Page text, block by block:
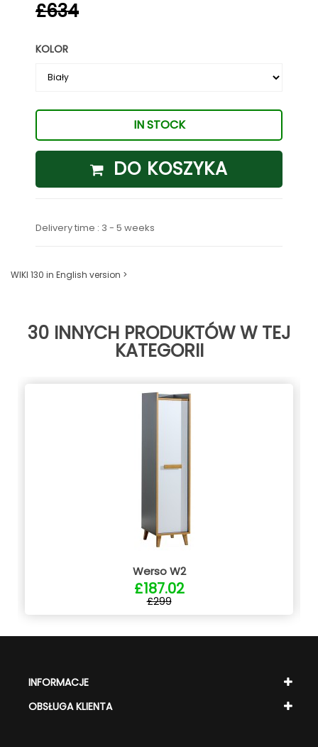
£634
KOLOR
IN STOCK
DO KOSZYKA
Delivery time : 3 - 5 weeks
WIKI 130 in English version >
30 INNYCH PRODUKTÓW W TEJ
KATEGORII
Werso W2
£187.02
£299
INFORMACJE
OBSŁUGA KLIENTA